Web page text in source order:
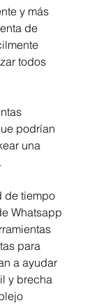
y más
de
todos
podrían
una
de tiempo
Whatsapp
para
a ayudar
y brecha